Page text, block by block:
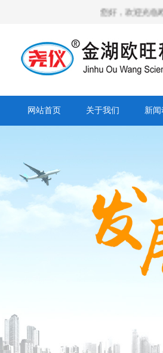
您好，欢迎光临欧旺科
网站首页 关于我们 新